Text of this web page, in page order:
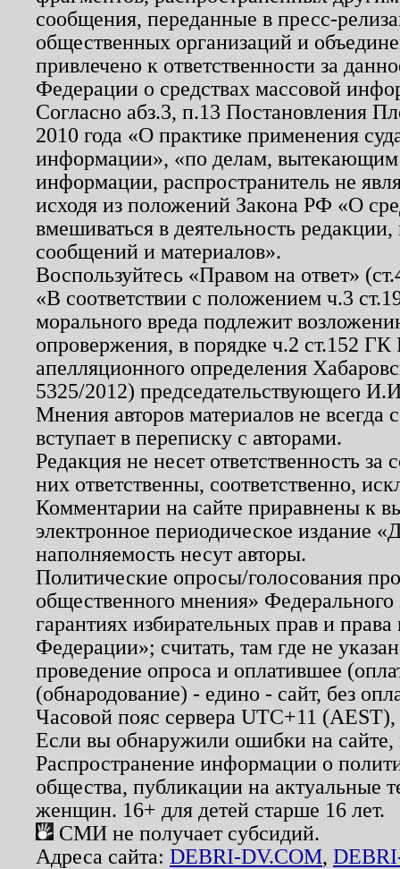
сообщения, переданные в пресс-
общественных организаций и
привлечено к ответственности за
Федерации о средствах массовой
Согласно абз.3, п.13 Постановления
2010 года «О практике применения
информации», «по делам, вытекающим
информации, распространитель не
исходя из положений Закона РФ «О
вмешиваться в деятельность
сообщений и материалов».
Воспользуйтесь «Правом на ответ»
«В соответствии с положением ч.3
морального вреда подлежит
опровержения, в порядке ч.2 ст.152
апелляционного определения
5325/2012) председательствующего
Мнения авторов материалов не
вступает в переписку с авторами.
Редакция не несет ответственность
них ответственны, соответственно,
Комментарии на сайте приравнены к
электронное периодическое издание
наполняемость несут авторы.
Политические опросы/голосования
общественного мнения»
гарантиях избирательных прав и
Федерации»; считать, там где не
проведение опроса и оплатившее
(обнародование) - едино - сайт, без
Часовой пояс сервера UTC+11
Если вы обнаружили ошибки на
Распространение информации о
общества, публикации на актуальные
женщин. 16+ для детей старше 16 лет.
СМИ не получает субсидий.
Адреса сайта: DEBRI-DV.COM,